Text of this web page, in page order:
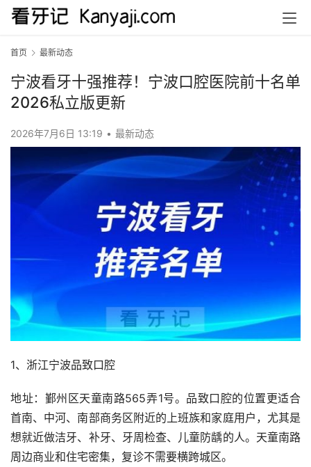
首页 最新动态
宁波看牙十强推荐！宁波口腔医院前十名单
2026私立版更新
2026年7月6日 13:19 • 最新动态
1、浙江宁波品致口腔
地址：鄞州区天童南路565弄1号。品致口腔的位置更适合
首南、中河、南部商务区附近的上班族和家庭用户，尤其是
想就近做洁牙、补牙、牙周检查、儿童防龋的人。天童南路
周边商业和住宅密集，复诊不需要横跨城区。